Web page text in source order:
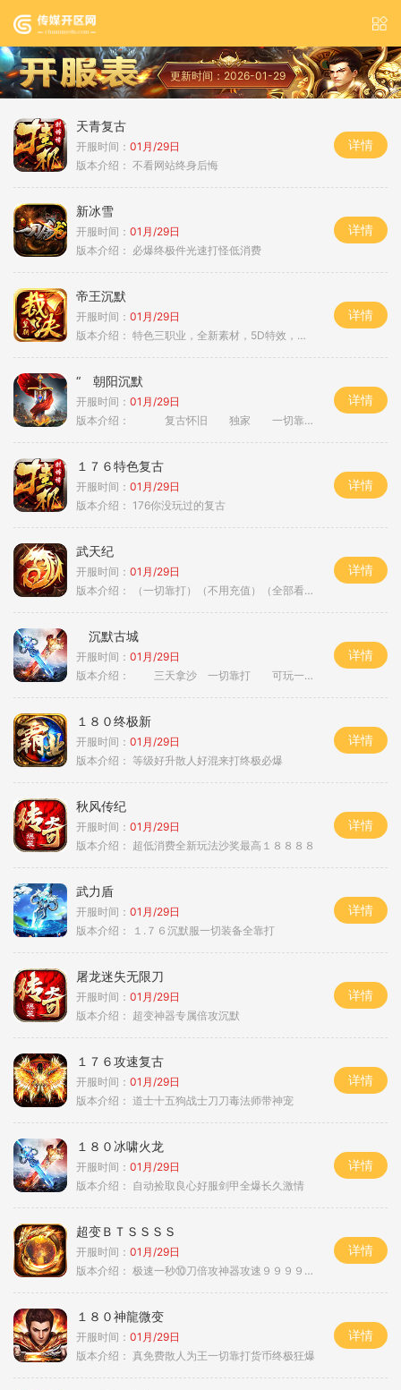
更新时间：2026-01-29
天青复古
开服时间： 01月/29日
版本介绍： 不看网站终身后悔
详情
新冰雪
开服时间： 01月/29日
版本介绍： 必爆终极件光速打怪低消费
详情
帝王沉默
开服时间： 01月/29日
版本介绍： 特色三职业，全新素材，5D特效，不卡图
详情
“ 朝阳沉默
开服时间： 01月/29日
版本介绍：
复古怀旧 独家 一切靠打
详情
１７６特色复古
开服时间： 01月/29日
版本介绍： 176你没玩过的复古
详情
武天纪
开服时间： 01月/29日
版本介绍：
（一切靠打）（不用充值）（全部看脸）
详情
沉默古城
开服时间： 01月/29日
版本介绍：
三天拿沙 一切靠打 可玩一年
详情
１８０终极新
开服时间： 01月/29日
版本介绍： 等级好升散人好混来打终极必爆
详情
秋风传纪
开服时间： 01月/29日
版本介绍： 超低消费全新玩法沙奖最高１８８８８
详情
武力盾
开服时间： 01月/29日
版本介绍：
１.７６沉默服一切装备全靠打
详情
屠龙迷失无限刀
开服时间： 01月/29日
版本介绍： 超变神器专属倍攻沉默
详情
１７６攻速复古
开服时间： 01月/29日
版本介绍： 道士十五狗战士刀刀毒法师带神宠
详情
１８０冰啸火龙
开服时间： 01月/29日
版本介绍： 自动捡取良心好服剑甲全爆长久激情
详情
超变ＢＴＳＳＳＳ
开服时间： 01月/29日
版本介绍： 极速一秒⑩刀倍攻神器攻速９９９９①挑
详情
１８０神龍微变
开服时间： 01月/29日
版本介绍： 真免费散人为王一切靠打货币终极狂爆
详情